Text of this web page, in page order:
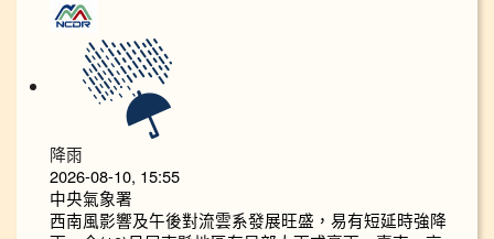
降雨
2026-08-10, 15:55
中央氣象署
西南風影響及午後對流雲系發展旺盛，易有短延時強降